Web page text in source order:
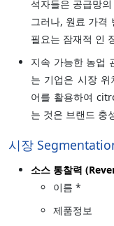
석자들은 공급망
그러나, 원료 가격
필요는 잠재적 인
지속 가능한 농업
는 기업은 시장
어를 활용하여
는 것은 브랜드 충
시장
소스 통찰력
이름 *
제품정보